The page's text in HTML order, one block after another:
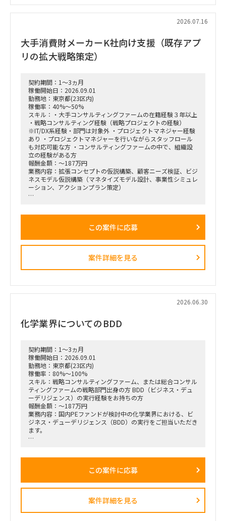
ンス（BDD）の実行、および買収後のPMI支援
・財務モデリング（トップライン・コストの構成要素分解）を
・事業再生に向けた不採算事業の見直し、プロダクトポートフ
ォリオマネジメント、組織再編計画策定、および全社コスト削
減実行支援
2026.07.16
大手消費財メーカーK社向け支援（既存アプ
リの拡大戦略策定）
契約期間：1～3ヵ月
稼働開始日：2026.09.01
勤務地：東京都(23区内)
稼働率：40%～50%
スキル：・大手コンサルティングファームの在籍経験３年以上
・戦略コンサルティング経験（戦略プロジェクトの経験）
※IT/DX系経験・部門は対象外 ・プロジェクトマネジャー経験
あり ・プロジェクトマネジャーを行いながらスタッフロール
も対応可能な方 ・コンサルティングファームの中で、組織設
立の経験がある方
報酬金額：～187万円
業務内容：拡張コンセプトの仮説構築、顧客ニーズ検証、ビジ
ネスモデル仮説構築（マネタイズモデル設計、事業性シミュレ
ーション、アクションプラン策定）
・全社戦略・事業戦略および中期経営計画策定
競合モデル調査を通じた成長戦略立案
・M&A・アライアンス戦略の立案、ビジネスデューデリジェ
・財務モデリング（トップライン・コストの構成要素分解）を
用いた事業計画の蓋然性検証と買収効果定量化
・新規事業開発における事業コンセプト策定、プロトタイピン
ォリオマネジメント、組織再編計画策定、および全社コスト削
この案件に応募
案件詳細を見る
2026.06.30
化学業界についてのBDD
契約期間：1～3ヵ月
稼働開始日：2026.09.01
勤務地：東京都(23区内)
稼働率：80%～100%
スキル：戦略コンサルティングファーム、または総合コンサル
ティングファームの戦略部門出身の方 BDD（ビジネス・デュ
ーデリジェンス）の実行経験をお持ちの方
報酬金額：～187万円
業務内容：国内PEファンドが検討中の化学業界における、ビ
ジネス・デューデリジェンス（BDD）の実行をご担当いただき
ます。
（スキル・経験に応じ）財務・事業モデリングの作成またはサ
各種報告資料（DDレポート）の作成
ポジション：メンバークラスでのご参画となります。
この案件に応募
案件詳細を見る